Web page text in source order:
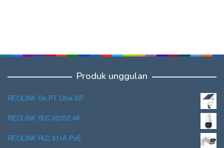
Produk unggulan
REOLINK Go PT Ultra SP
REOLINK RLC 823S2 4K
REOLINK RLC 811A PoE